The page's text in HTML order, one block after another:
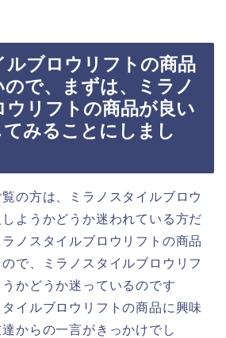
ルブロウリフトの商品
で、まずは、ミラノ
ウリフトの商品が良い
みることにしまし
の方は、ミラノスタイルブロウ
ようかどうか迷われている方だ
ノスタイルブロウリフトの商品
で、ミラノスタイルブロウリフ
かどうか迷っているのです
イルブロウリフトの商品に興味
からの一言がきっかけでし